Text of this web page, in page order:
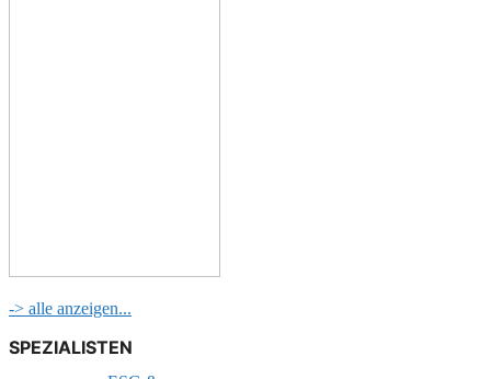
-> alle anzeigen...
SPEZIALISTEN